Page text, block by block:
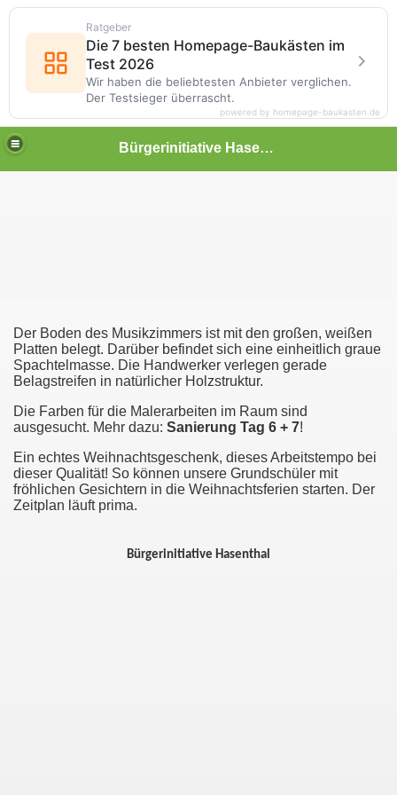
Bürgerinitiative Hasenthal
Der Boden des Musikzimmers ist mit den großen, weißen
Platten belegt. Darüber befindet sich eine einheitlich graue
Spachtelmasse. Die Handwerker verlegen gerade
Belagstreifen in natürlicher Holzstruktur.
Die Farben für die Malerarbeiten im Raum sind
ausgesucht. Mehr dazu: Sanierung Tag 6 + 7!
Ein echtes Weihnachtsgeschenk, dieses Arbeitstempo bei
dieser Qualität! So können unsere Grundschüler mit
fröhlichen Gesichtern in die Weihnachtsferien starten. Der
Zeitplan läuft prima.
Bürgerinitiative Hasenthal
Ratgeber
Die 7 besten Homepage-Baukästen im
Test 2026
Wir haben die beliebtesten Anbieter verglichen.
Der Testsieger überrascht.
powered by homepage-baukasten.de